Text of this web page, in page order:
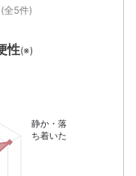
(全5件)
性(※)
静か・落
ち着いた